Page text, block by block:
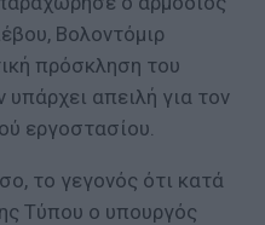
Βολοντόμιρ
πρόσκληση του
υπάρχει απειλή για τον
εργοστασίου.
το γεγονός ότι κατά
Τύπου ο υπουργός